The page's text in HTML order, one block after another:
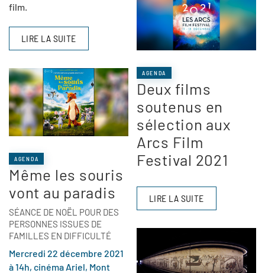
film.
LIRE LA SUITE
AGENDA
Même les souris
vont au paradis
SÉANCE DE NOËL POUR DES
PERSONNES ISSUES DE
FAMILLES EN DIFFICULTÉ
Mercredi 22 décembre 2021
à 14h, cinéma Ariel, Mont
AGENDA
Deux films
soutenus en
sélection aux
Arcs Film
Festival 2021
LIRE LA SUITE